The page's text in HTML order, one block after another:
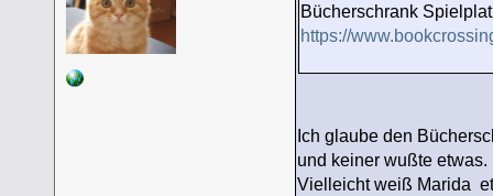
Bücherschrank
https://
Ich glaube den
und keiner wußte
Vielleicht weiß Marida